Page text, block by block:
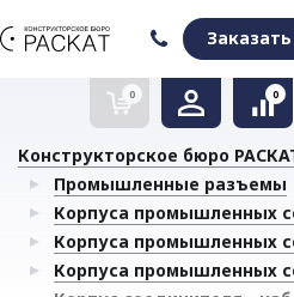
0
Очистить
0
Очистить
Конструкторское бюро
Промышленные разъемы
Корпуса промышленных
Корпуса промышленных
Корпуса промышленных